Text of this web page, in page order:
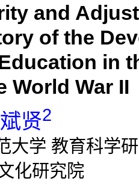
and
of the
in
World War II
贤2
大学 教育科学
化研究院